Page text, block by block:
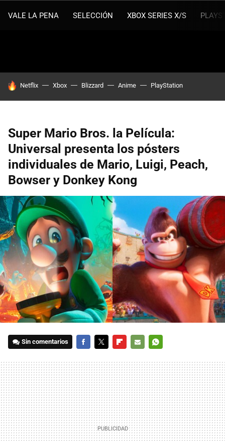
VALE LA PENA SELECCIÓN XBOX SERIES X/S
HOY SE HABLA DE
Netflix Xbox Blizzard Anime PlayStation
Super Mario Bros. la Película:
Universal presenta los pósters
individuales de Mario, Luigi, Peach,
Bowser y Donkey Kong
Sin comentarios
MAIL